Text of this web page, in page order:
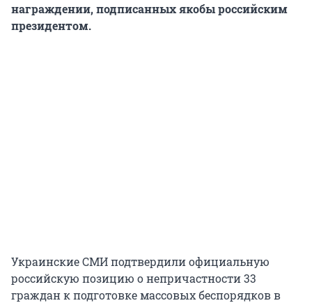
награждении, подписанных якобы российским
президентом.
Украинские СМИ подтвердили официальную
российскую позицию о непричастности 33
граждан к подготовке массовых беспорядков в